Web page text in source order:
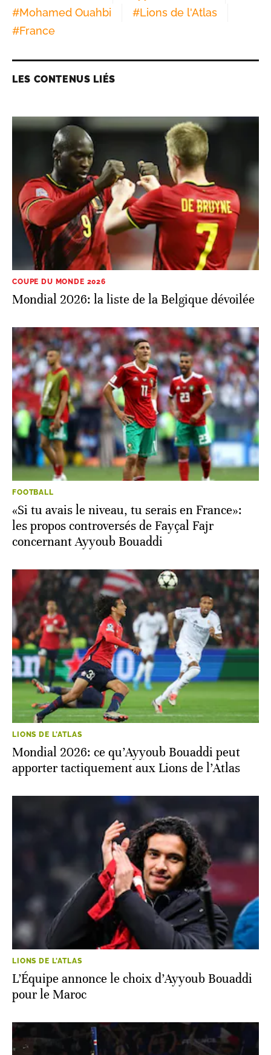
#Mohamed Ouahbi #Lions de l'Atlas
#France
LES CONTENUS LIÉS
COUPE DU MONDE 2026
Mondial 2026: la liste de la Belgique dévoilée
FOOTBALL
«Si tu avais le niveau, tu serais en France»:
les propos controversés de Fayçal Fajr
concernant Ayyoub Bouaddi
LIONS DE L'ATLAS
Mondial 2026: ce qu’Ayyoub Bouaddi peut
apporter tactiquement aux Lions de l’Atlas
LIONS DE L'ATLAS
L’Équipe annonce le choix d’Ayyoub Bouaddi
pour le Maroc